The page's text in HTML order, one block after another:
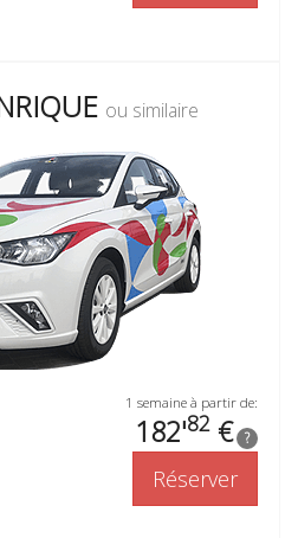
ou similaire
1 semaine à partir de:
182'82 € ?
Réserver